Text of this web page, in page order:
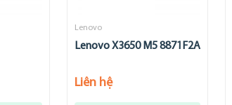
Lenovo
Lenovo X3650 M5 8871F2A
Liên hệ